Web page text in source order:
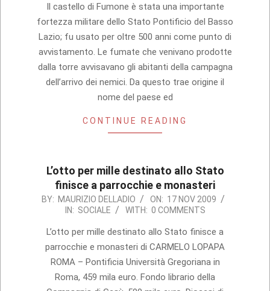
Il castello di Fumone è stata una importante
fortezza militare dello Stato Pontificio del Basso
Lazio; fu usato per oltre 500 anni come punto di
avvistamento. Le fumate che venivano prodotte
dalla torre avvisavano gli abitanti della campagna
dell’arrivo dei nemici. Da questo trae origine il
nome del paese ed
CONTINUE READING
L’otto per mille destinato allo Stato
finisce a parrocchie e monasteri
2009-
BY: MAURIZIO DELLADIO ON: 17 NOV 2009
IN: SOCIALE WITH: 0 COMMENTS
L’otto per mille destinato allo Stato finisce a
parrocchie e monasteri di CARMELO LOPAPA
ROMA – Pontificia Università Gregoriana in
Roma, 459 mila euro. Fondo librario della